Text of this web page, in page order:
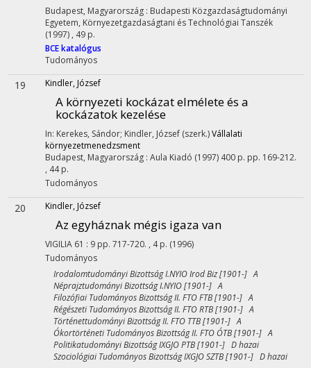
Budapest, Magyarország : Budapesti Közgazdaságtudományi
Egyetem, Környezetgazdaságtani és Technológiai Tanszék
(1997) , 49 p.
BCE katalógus
Tudományos
19 Kindler, József
A környezeti kockázat elmélete és a
kockázatok kezelése
In: Kerekes, Sándor; Kindler, József (szerk.)Vállalati
környezetmenedzsment
Budapest, Magyarország : Aula Kiadó (1997) 400 p. pp. 169-212.
, 44 p.
Tudományos
20 Kindler, József
Az egyháznak mégis igaza van
VIGILIA 61 : 9 pp. 717-720. , 4 p. (1996)
Tudományos
Irodalomtudományi Bizottság I.NYIO Irod Biz [1901-] A
Néprajztudományi Bizottság I.NYIO [1901-] A
Filozófiai Tudományos Bizottság II. FTO FTB [1901-] A
Régészeti Tudományos Bizottság II. FTO RTB [1901-] A
Történettudományi Bizottság II. FTO TTB [1901-] A
Ókortörténeti Tudományos Bizottság II. FTO ÓTB [1901-] A
Politikatudományi Bizottság IXGJO PTB [1901-] D hazai
Szociológiai Tudományos Bizottság IXGJO SZTB [1901-] D hazai